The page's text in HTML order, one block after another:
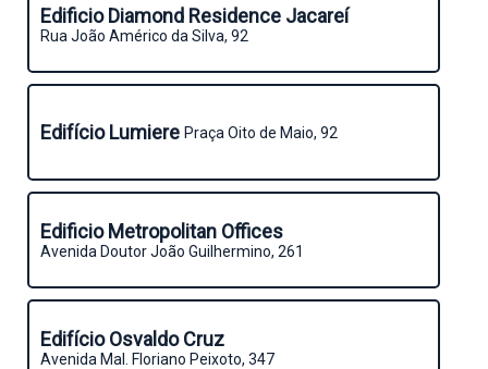
Edificio Diamond Residence Jacareí
Rua João Américo da Silva, 92
Edifício Lumiere Praça Oito de Maio, 92
Edificio Metropolitan Offices
Avenida Doutor João Guilhermino, 261
Edifício Osvaldo Cruz
Avenida Mal. Floriano Peixoto, 347